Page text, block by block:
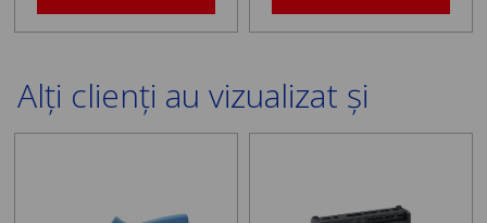
Alți clienți au vizualizat și